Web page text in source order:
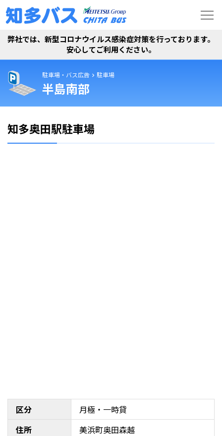
弊社では、新型コロナウイルス感染症対策を行っております。
安心してご利用ください。
駐車場・バス広告 駐車場
半島南部
知多奥田駅駐車場
区分
月極・一時貸
住所
美浜町奥田森越